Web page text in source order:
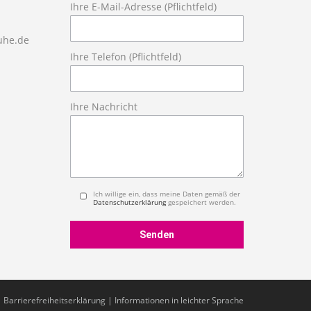
Ihre E-Mail-Adresse (Pflichtfeld)
Ihre Telefon (Pflichtfeld)
Ihre Nachricht
Ich willige ein, dass meine Daten gemäß der
Datenschutzerklärunggespeichert werden.
Barrierefreiheitserklärung | Informationen in leichter Sprache